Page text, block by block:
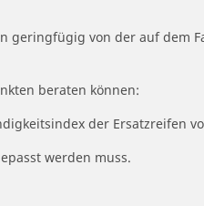
von der auf dem
beraten können:
der Ersatzreifen
werden muss.